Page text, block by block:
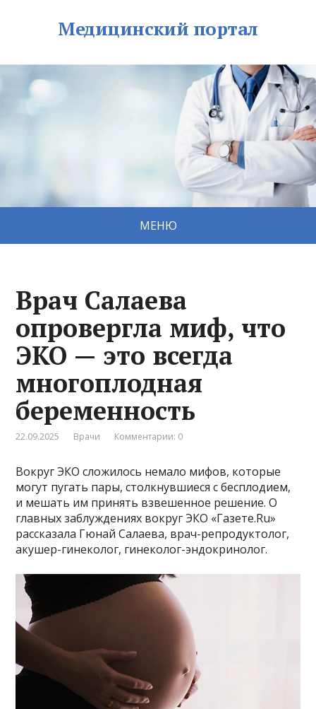
Медицинский портал
МЕНЮ
Врач Салаева
опровергла миф, что
ЭКО — это всегда
многоплодная
беременность
22.09.2025 Врачи Комментарии: 0
Вокруг ЭКО сложилось немало мифов, которые
могут пугать пары, столкнувшиеся с бесплодием,
и мешать им принять взвешенное решение. О
главных заблуждениях вокруг ЭКО «Газете.Ru»
рассказала Гюнай Салаева, врач-репродуктолог,
акушер-гинеколог, гинеколог-эндокринолог.